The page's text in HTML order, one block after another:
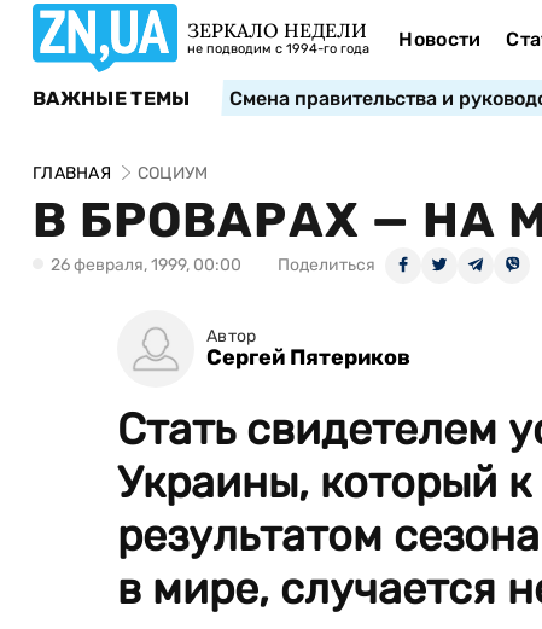
ЗЕРКАЛО НЕДЕЛИ
не подводим с 1994-го года Новости
ВАЖНЫЕ ТЕМЫ Смена правительства и
ГЛАВНАЯ СОЦИУМ
В БРОВАРАХ — НА
26 февраля, 1999, 00:00 Поделиться
Автор
Сергей Пятериков
Стать свидетелем
Украины, который
результатом
в мире, случается